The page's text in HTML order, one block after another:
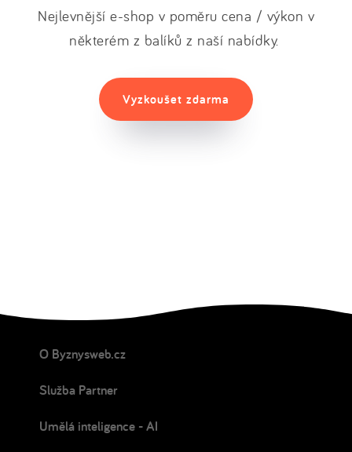
Nejlevnější e-shop v poměru cena / výkon v
některém z balíků z naší nabídky.
Vyzkoušet zdarma
O Byznysweb.cz
Služba Partner
Umělá inteligence - AI